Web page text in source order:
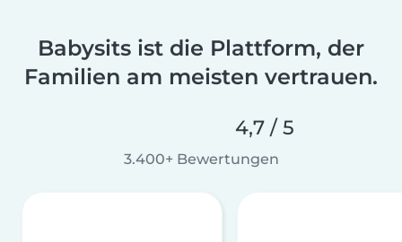
Babysits ist die Plattform, der
Familien am meisten vertrauen.
4,7 / 5
3.400+ Bewertungen